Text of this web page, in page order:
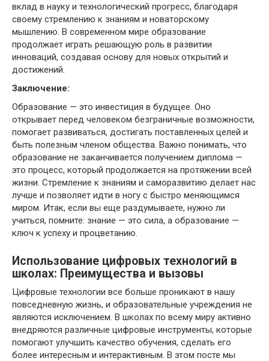
вклад в науку и технологический прогресс, благодаря
своему стремлению к знаниям и новаторскому
мышлению. В современном мире образование
продолжает играть решающую роль в развитии
инноваций, создавая основу для новых открытий и
достижений.
Заключение:
Образование — это инвестиция в будущее. Оно
открывает перед человеком безграничные возможности,
помогает развиваться, достигать поставленных целей и
быть полезным членом общества. Важно понимать, что
образование не заканчивается получением диплома —
это процесс, который продолжается на протяжении всей
жизни. Стремление к знаниям и саморазвитию делает нас
лучше и позволяет идти в ногу с быстро меняющимся
миром. Итак, если вы еще раздумываете, нужно ли
учиться, помните: знание — это сила, а образование —
ключ к успеху и процветанию.
Использование цифровых технологий в
школах: Преимущества и вызовы
Цифровые технологии все больше проникают в нашу
повседневную жизнь, и образовательные учреждения не
являются исключением. В школах по всему миру активно
внедряются различные цифровые инструменты, которые
помогают улучшить качество обучения, сделать его
более интересным и интерактивным. В этом посте мы